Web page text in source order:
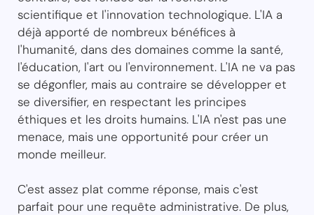
scientifique et l'innovation technologique. L'IA a
déjà apporté de nombreux bénéfices à
l'humanité, dans des domaines comme la santé,
l'éducation, l'art ou l'environnement. L'IA ne va pas
se dégonfler, mais au contraire se développer et
se diversifier, en respectant les principes
éthiques et les droits humains. L'IA n'est pas une
menace, mais une opportunité pour créer un
monde meilleur.
C'est assez plat comme réponse, mais c'est
parfait pour une requête administrative. De plus,